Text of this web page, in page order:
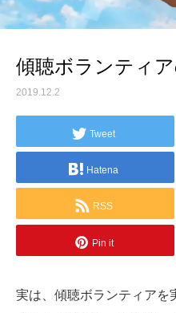
傾聴ボランティ
2019.12.2
Tweet
Hatena
RSS
Pin it
実は、傾聴ボランティアを